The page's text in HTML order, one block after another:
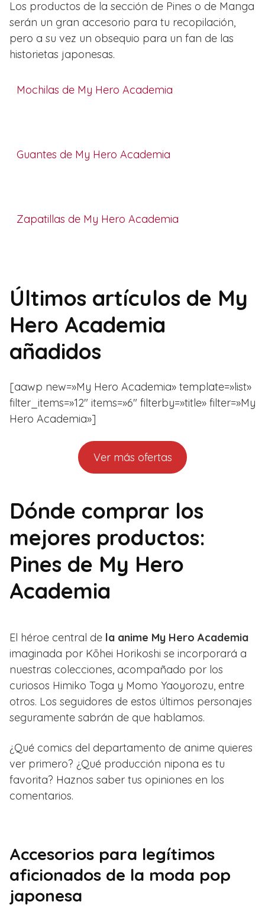
Los productos de la sección de Pines o de Manga
serán un gran accesorio para tu recopilación,
pero a su vez un obsequio para un fan de las
historietas japonesas.
Mochilas de My Hero Academia
Guantes de My Hero Academia
Zapatillas de My Hero Academia
Últimos artículos de My
Hero Academia
añadidos
[aawp new=»My Hero Academia» template=»list»
filter_items=»12″ items=»6″ filterby=»title» filter=»My
Hero Academia»]
Ver más ofertas
Dónde comprar los
mejores productos:
Pines de My Hero
Academia
El héroe central de la anime My Hero Academia
imaginada por Kōhei Horikoshi se incorporará a
nuestras colecciones, acompañado por los
curiosos Himiko Toga y Momo Yaoyorozu, entre
otros. Los seguidores de estos últimos personajes
seguramente sabrán de que hablamos.
¿Qué comics del departamento de anime quieres
ver primero? ¿Qué producción nipona es tu
favorita? Haznos saber tus opiniones en los
comentarios.
Accesorios para legítimos
aficionados de la moda pop
japonesa